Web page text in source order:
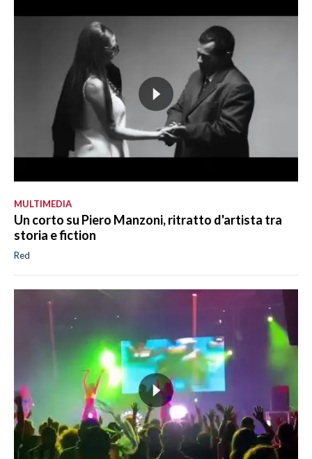
MULTIMEDIA
Un corto su Piero Manzoni, ritratto d'artista tra
storia e fiction
Red